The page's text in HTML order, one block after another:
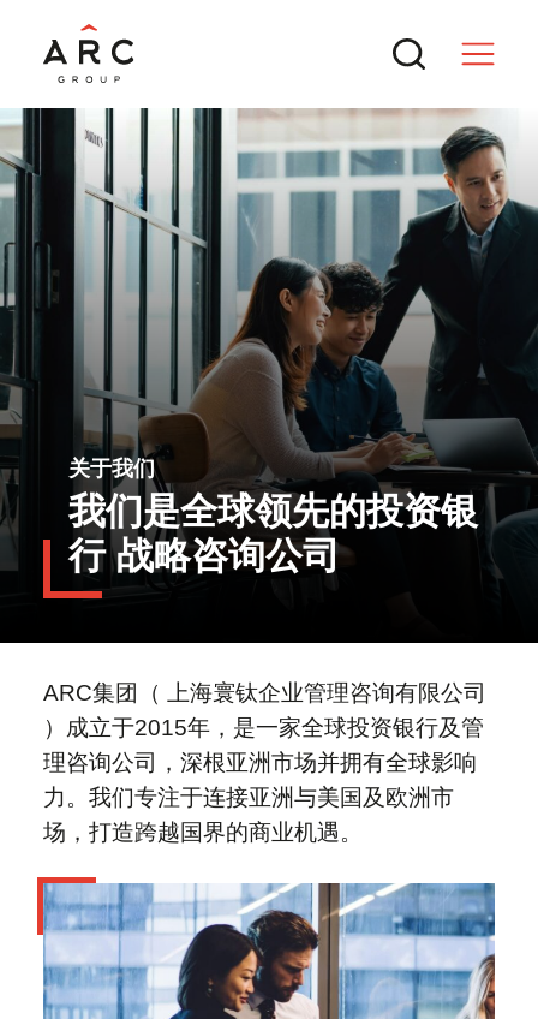
交易
新闻与行业洞察
联系方式
关于我们
Global - English
热门搜索
境外上市备案新规全解：中国证监会最
新动态与实操要点
ARC 集团参与MTT Shipping and
Logistics Bhd.（BURSA: MTTSL）
IPO
再度斩获国际殊荣！ARC集团获评
Global Brands Magazine“2025年度领
先中型市场投资银行”
中国大卖场行业的发展与变革
ARC集团担任独家财务顾问：助力
Inc. 及TalenTec Sdn. Bhd.的合并
市新规
2025年，SPAC重振旗鼓
关于麦芽与麦芽制造商的一切：在你打
开冰啤酒之前的故事
中国企业海外并购的现状与前景
最近访问
我们是全球领先的投资银
行战略咨询公司
关于我们
ARC集团（ 上海寰钛企业管理咨询有限公司
）成立于2015年，是一家全球投资银行及管
理咨询公司，深根亚洲市场并拥有全球影响
力。我们专注于连接亚洲与美国及欧洲市
场，打造跨越国界的商业机遇。